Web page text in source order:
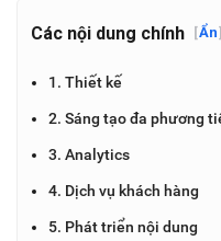
Các nội dung chính [Ẩn]
1. Thiết kế
2. Sáng tạo đa phương
3. Analytics
4. Dịch vụ khách hàng
5. Phát triển nội dung